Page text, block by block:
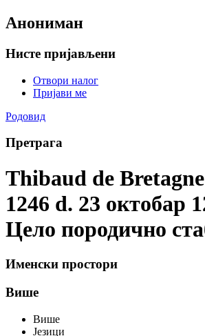
Анониман
Нисте пријављени
Отвори налог
Пријави ме
Родовид
Претрага
Thibaud de
1246 d. 23 октобар
Цело породично
Именски простори
Више
Више
Језици